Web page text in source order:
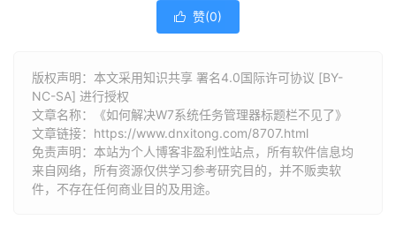
 赞(0)
版权声明：本文采用知识共享 署名4.0国际许可协议 [BY-
NC-SA] 进行授权
文章名称：《如何解决W7系统任务管理器标题栏不见了》
文章链接： https://www.dnxitong.com/8707.html
免责声明：本站为个人博客非盈利性站点，所有软件信息均
来自网络，所有资源仅供学习参考研究目的，并不贩卖软
件，不存在任何商业目的及用途。